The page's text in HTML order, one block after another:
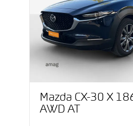
Mazda CX-30 X
AWD AT